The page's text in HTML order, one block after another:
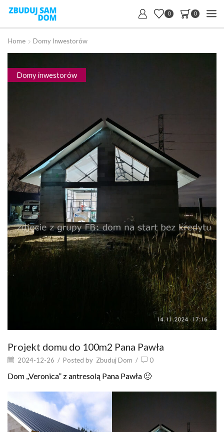
0 0
Home Domy Inwestorów
Domy inwestorów
Projekt domu do 100m2 Pana Pawła
2024-12-26 / Posted by Zbuduj Dom / 0
Dom ,,Veronica” z antresolą Pana Pawła 🙂